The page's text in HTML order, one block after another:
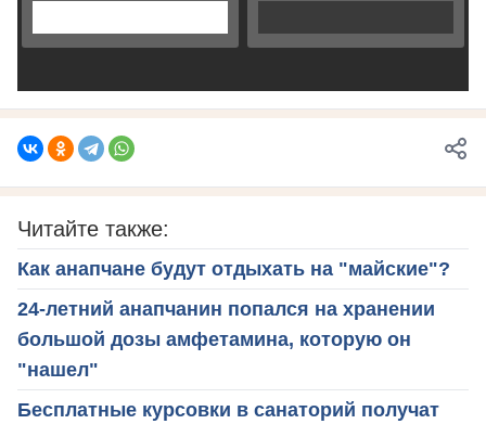
Читайте также:
Как анапчане будут отдыхать на "майские"?
24-летний анапчанин попался на хранении
большой дозы амфетамина, которую он
"нашел"
Бесплатные курсовки в санаторий получат